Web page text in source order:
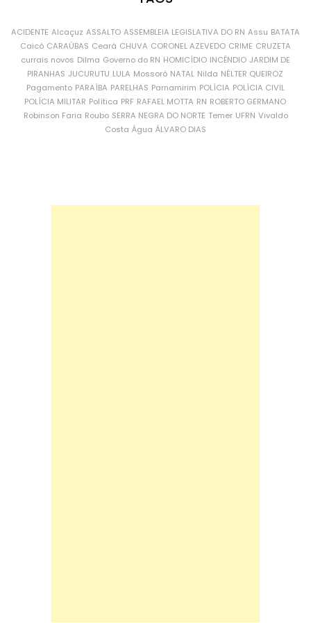
ACIDENTE Alcaçuz ASSALTO ASSEMBLEIA LEGISLATIVA DO RN Assu BATATA
Caicó CARAÚBAS Ceará CHUVA CORONEL AZEVEDO CRIME CRUZETA
currais novos Dilma Governo do RN HOMICÍDIO INCÊNDIO JARDIM DE
PIRANHAS JUCURUTU LULA Mossoró NATAL Nilda NÉLTER QUEIROZ
Pagamento PARAÍBA PARELHAS Parnamirim POLÍCIA POLÍCIA CIVIL
POLÍCIA MILITAR Política PRF RAFAEL MOTTA RN ROBERTO GERMANO
Robinson Faria Roubo SERRA NEGRA DO NORTE Temer UFRN Vivaldo
Costa Água ÁLVARO DIAS